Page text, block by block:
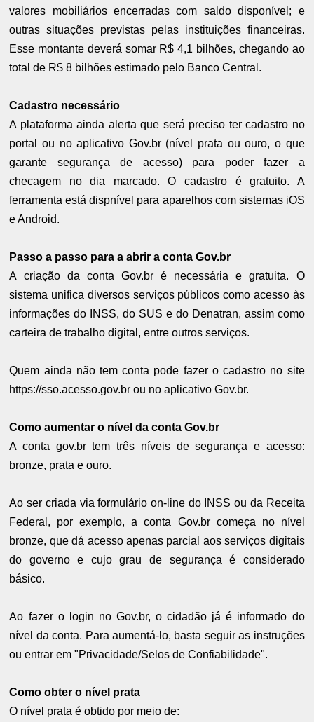
valores mobiliários encerradas com saldo disponível; e
outras situações previstas pelas instituições financeiras.
Esse montante deverá somar R$ 4,1 bilhões, chegando ao
total de R$ 8 bilhões estimado pelo Banco Central.
Cadastro necessário
A plataforma ainda alerta que será preciso ter cadastro no
portal ou no aplicativo Gov.br (nível prata ou ouro, o que
garante segurança de acesso) para poder fazer a
checagem no dia marcado. O cadastro é gratuito. A
ferramenta está dispnível para aparelhos com sistemas iOS
e Android.
Passo a passo para a abrir a conta Gov.br
A criação da conta Gov.br é necessária e gratuita. O
sistema unifica diversos serviços públicos como acesso às
informações do INSS, do SUS e do Denatran, assim como
carteira de trabalho digital, entre outros serviços.
Quem ainda não tem conta pode fazer o cadastro no site
https://sso.acesso.gov.br ou no aplicativo Gov.br.
Como aumentar o nível da conta Gov.br
A conta gov.br tem três níveis de segurança e acesso:
bronze, prata e ouro.
Ao ser criada via formulário on-line do INSS ou da Receita
Federal, por exemplo, a conta Gov.br começa no nível
bronze, que dá acesso apenas parcial aos serviços digitais
do governo e cujo grau de segurança é considerado
básico.
Ao fazer o login no Gov.br, o cidadão já é informado do
nível da conta. Para aumentá-lo, basta seguir as instruções
ou entrar em "Privacidade/Selos de Confiabilidade".
Como obter o nível prata
O nível prata é obtido por meio de: